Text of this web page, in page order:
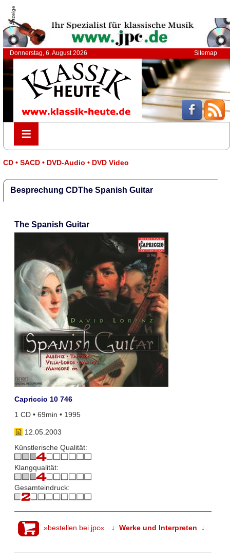
Anzeige
Donnerstag, 6. August 2026 Sitemap
≡
≡
CD • SACD • DVD-Audio • DVD Video
Besprechung CDThe Spanish Guitar
The Spanish Guitar
Capriccio 10 746
1 CD • 69min • 1995
12.05.2003
Künstlerische Qualität:
Klangqualität:
Gesamteindruck:
»bestellen bei jpc« ↓ Werke und Interpreten ↓